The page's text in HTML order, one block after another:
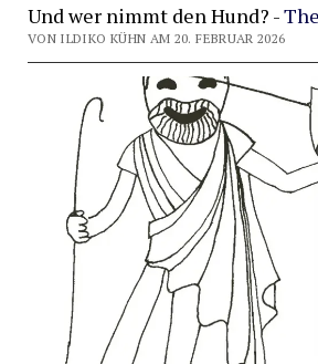
Und wer nimmt den Hund? -
VON ILDIKO KÜHN AM 20. FEBRUAR 2026